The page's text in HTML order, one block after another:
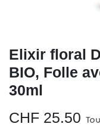
Elixir floral
BIO, Folle
30ml
CHF 25.50